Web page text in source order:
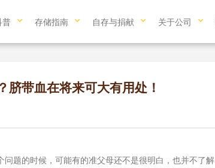
普 存储指南 自存与捐献 关于公司
带血在将来可大有用处！
题的时候，可能有的准父母还不是很明白，也并不了解